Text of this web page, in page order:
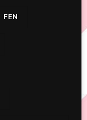
FEN